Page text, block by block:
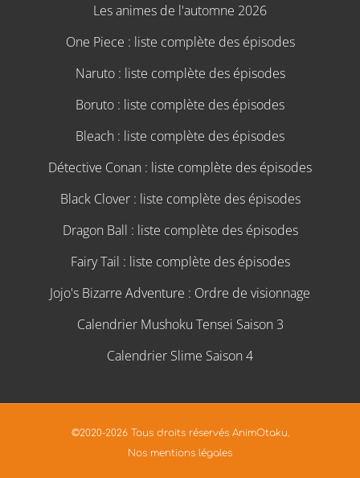
Les animes de l'automne 2026
One Piece : liste complète des épisodes
Naruto : liste complète des épisodes
Boruto : liste complète des épisodes
Bleach : liste complète des épisodes
Détective Conan : liste complète des épisodes
Black Clover : liste complète des épisodes
Dragon Ball : liste complète des épisodes
Fairy Tail : liste complète des épisodes
Jojo's Bizarre Adventure : Ordre de visionnage
Calendrier Mushoku Tensei Saison 3
Calendrier Slime Saison 4
©2020-2026 Tous droits réservés AnimOtaku.
Nos mentions légales